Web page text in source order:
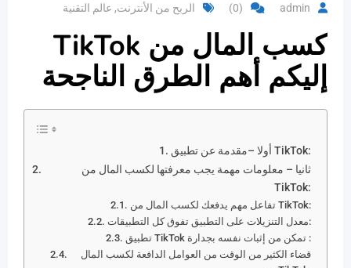
admin
(0) الربح من الأنترنت, عالم التقنية
كسب المال من TikTok
إليكم أهم الطرق الناجحة
أولا –مقدمة عن تطبيق TikTok:
ثانيا – معلومات مهمة يجب معرفتها لكسب المال من
TikTok:
تفاعل مهم يدفعك لكسب المال من TikTok:
معدل التنزيلات على التطبيق تفوق كل التطبيقات:
تطبيق TikTok تمكن من إثبات نفسه بجدارة :
قضاء الكثير من الوقت من العوامل الدافعة لكسب المال